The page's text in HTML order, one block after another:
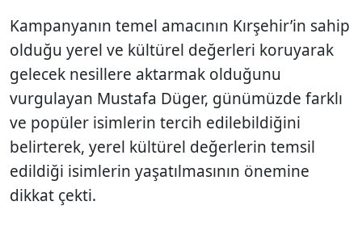
Kampanyanın temel amacının Kırşehir’in sahip
olduğu yerel ve kültürel değerleri koruyarak
gelecek nesillere aktarmak olduğunu
vurgulayan Mustafa Düger, günümüzde farklı
ve popüler isimlerin tercih edilebildiğini
belirterek, yerel kültürel değerlerin temsil
edildiği isimlerin yaşatılmasının önemine
dikkat çekti.